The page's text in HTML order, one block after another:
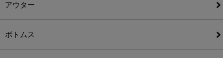
アウター
ボトムス